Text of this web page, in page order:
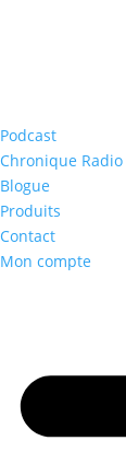
Podcast
Chronique Radio
Blogue
Produits
Contact
Mon compte